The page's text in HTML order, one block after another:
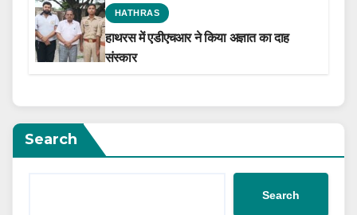
HATHRAS
हाथरस में एडीएचआर ने किया अज्ञात का दाह
संस्कार
Search
Search